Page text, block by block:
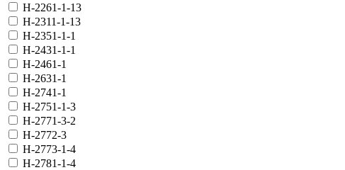
H-2261-1-13
H-2311-1-13
H-2351-1-1
H-2431-1-1
H-2461-1
H-2631-1
H-2741-1
H-2751-1-3
H-2771-3-2
H-2772-3
H-2773-1-4
H-2781-1-4